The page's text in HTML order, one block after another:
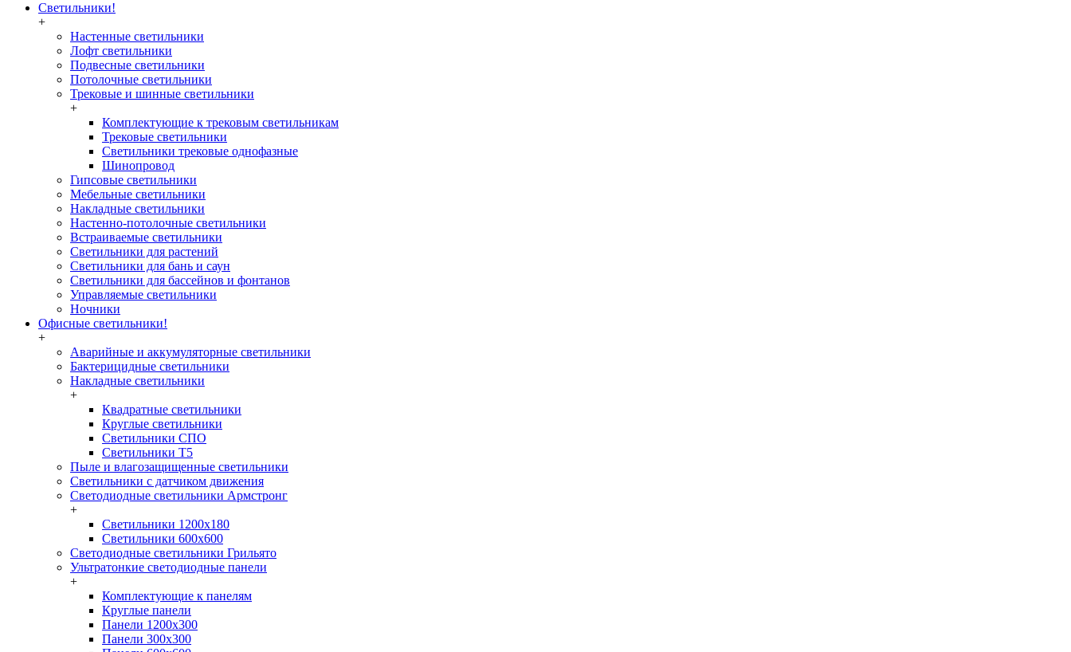
Светильники!
+
Настенные светильники
Лофт светильники
Подвесные светильники
Потолочные светильники
Трековые и шинные светильники
+
Комплектующие к трековым светильникам
Трековые светильники
Светильники трековые однофазные
Шинопровод
Гипсовые светильники
Мебельные светильники
Накладные светильники
Настенно-потолочные светильники
Встраиваемые светильники
Светильники для растений
Светильники для бань и саун
Светильники для бассейнов и фонтанов
Управляемые светильники
Ночники
Офисные светильники!
+
Аварийные и аккумуляторные светильники
Бактерицидные светильники
Накладные светильники
+
Квадратные светильники
Круглые светильники
Светильники СПО
Светильники Т5
Пыле и влагозащищенные светильники
Светильники с датчиком движения
Светодиодные светильники Армстронг
+
Светильники 1200х180
Светильники 600х600
Светодиодные светильники Грильято
Ультратонкие светодиодные панели
+
Комплектующие к панелям
Круглые панели
Панели 1200х300
Панели 300х300